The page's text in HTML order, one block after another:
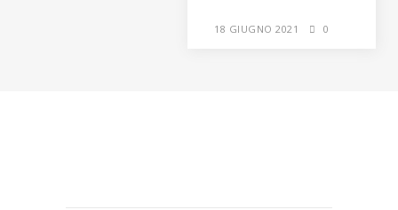
18 GIUGNO 2021 0